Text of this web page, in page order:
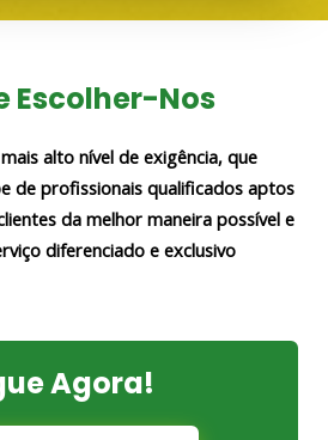
Escolher-Nos
alto nível de exigência, que
de profissionais qualificados aptos
da melhor maneira possível e
diferenciado e exclusivo
Agora!